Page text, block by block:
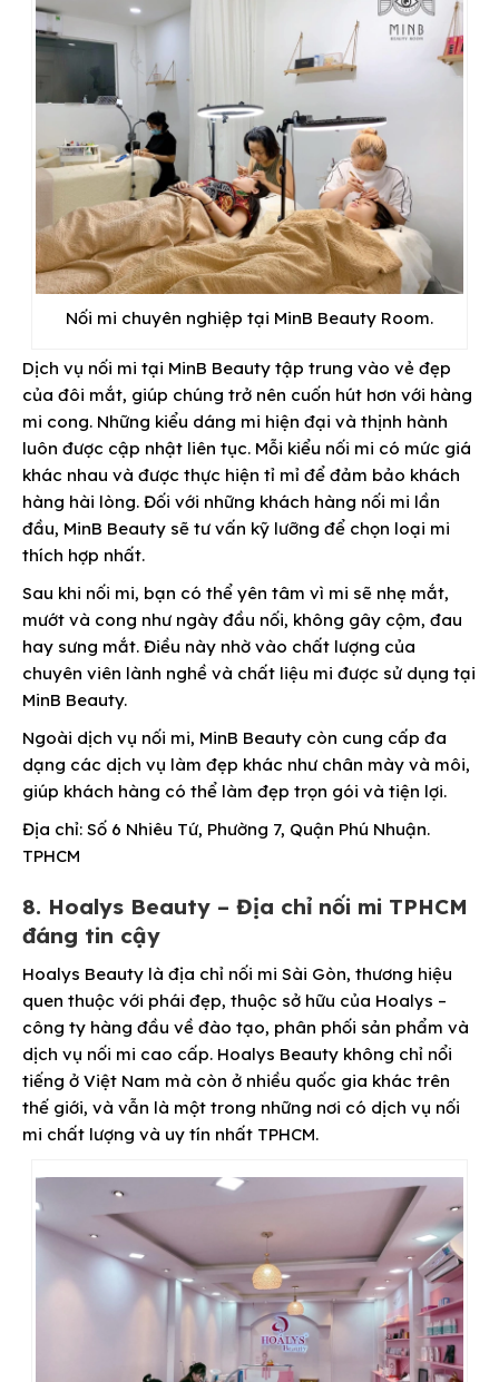
Nối mi chuyên nghiệp tại MinB Beauty Room.
Dịch vụ nối mi tại MinB Beauty tập trung vào vẻ đẹp
của đôi mắt, giúp chúng trở nên cuốn hút hơn với hàng
mi cong. Những kiểu dáng mi hiện đại và thịnh hành
luôn được cập nhật liên tục. Mỗi kiểu nối mi có mức giá
khác nhau và được thực hiện tỉ mỉ để đảm bảo khách
hàng hài lòng. Đối với những khách hàng nối mi lần
đầu, MinB Beauty sẽ tư vấn kỹ lưỡng để chọn loại mi
thích hợp nhất.
Sau khi nối mi, bạn có thể yên tâm vì mi sẽ nhẹ mắt,
mướt và cong như ngày đầu nối, không gây cộm, đau
hay sưng mắt. Điều này nhờ vào chất lượng của
chuyên viên lành nghề và chất liệu mi được sử dụng tại
MinB Beauty.
Ngoài dịch vụ nối mi, MinB Beauty còn cung cấp đa
dạng các dịch vụ làm đẹp khác như chân mày và môi,
giúp khách hàng có thể làm đẹp trọn gói và tiện lợi.
Địa chỉ: Số 6 Nhiêu Tứ, Phường 7, Quận Phú Nhuận.
TPHCM
8. Hoalys Beauty – Địa chỉ nối mi TPHCM
đáng tin cậy
Hoalys Beauty là địa chỉ nối mi Sài Gòn, thương hiệu
quen thuộc với phái đẹp, thuộc sở hữu của Hoalys –
công ty hàng đầu về đào tạo, phân phối sản phẩm và
dịch vụ nối mi cao cấp. Hoalys Beauty không chỉ nổi
tiếng ở Việt Nam mà còn ở nhiều quốc gia khác trên
thế giới, và vẫn là một trong những nơi có dịch vụ nối
mi chất lượng và uy tín nhất TPHCM.